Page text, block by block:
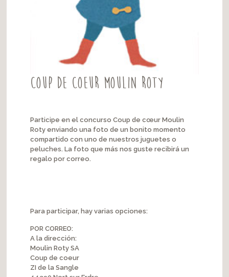
Coup de coeur Moulin Roty
Participe en el concurso Coup de cœur Moulin
Roty enviando una foto de un bonito momento
compartido con uno de nuestros juguetes o
peluches. La foto que más nos guste recibirá un
regalo por correo.
Para participar, hay varias opciones:
POR CORREO:
A la dirección:
Moulin Roty SA
Coup de coeur
ZI de la Sangle